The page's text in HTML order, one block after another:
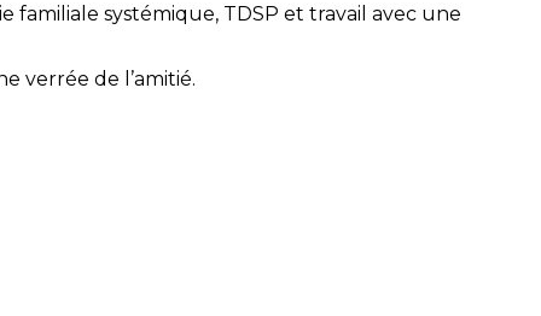
systémique, TDSP et travail avec une
verrée de l’amitié.